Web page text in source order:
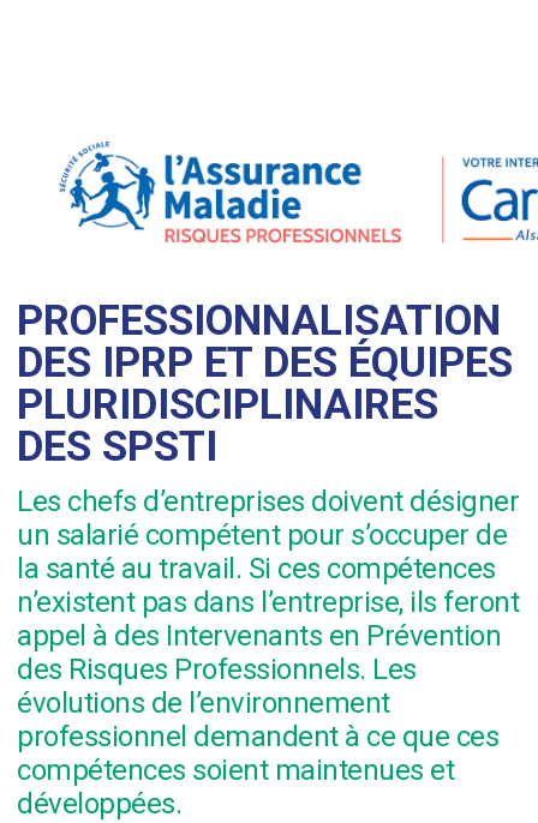
PROFESSIONNALISATION
DES IPRP ET DES ÉQUIPES
PLURIDISCIPLINAIRES
DES SPSTI
Les chefs d’entreprises doivent désigner
un salarié compétent pour s’occuper de
la santé au travail. Si ces compétences
n’existent pas dans l’entreprise, ils feront
appel à des Intervenants en Prévention
des Risques Professionnels. Les
évolutions de l’environnement
professionnel demandent à ce que ces
compétences soient maintenues et
développées.